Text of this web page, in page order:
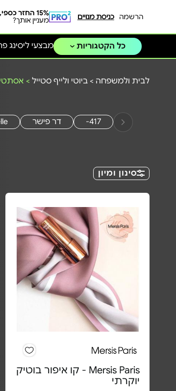
הרשמה כניסת מנויים
15% החזר כספי,
מעניין אותך?
כל הקטגוריות מבצעי ליסינג
לבית ולמשפחה > ביוטי ולייף סטייל >
417- דר פישר
סינון ומיון
Mersis Paris - קו איפור בוטיק
יוקרתי